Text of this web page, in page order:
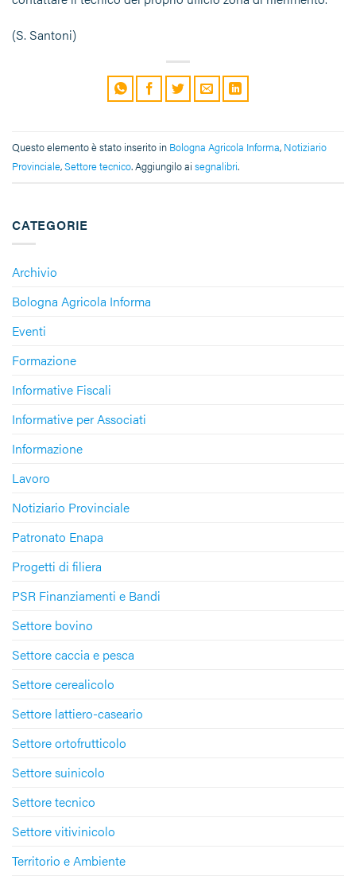
CATEGORIE
Archivio
Bologna Agricola Informa
Eventi
Formazione
Informative Fiscali
Informative per Associati
Informazione
Lavoro
Notiziario Provinciale
Patronato Enapa
Progetti di filiera
PSR Finanziamenti e Bandi
Settore bovino
Settore caccia e pesca
Settore cerealicolo
Settore lattiero-caseario
Settore ortofrutticolo
Settore suinicolo
Settore tecnico
Settore vitivinicolo
Territorio e Ambiente
(S. Santoni)
Questo elemento è stato inserito in Bologna Agricola Informa, Notiziario
Provinciale,Settore tecnico. Aggiungilo ai segnalibri.